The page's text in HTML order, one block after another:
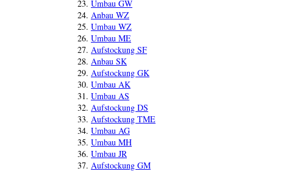
Umbau GW
Anbau WZ
Umbau WZ
Umbau ME
Aufstockung SF
Anbau SK
Aufstockung GK
Umbau AK
Umbau AS
Aufstockung DS
Aufstockung TME
Umbau AG
Umbau MH
Umbau JR
Aufstockung GM